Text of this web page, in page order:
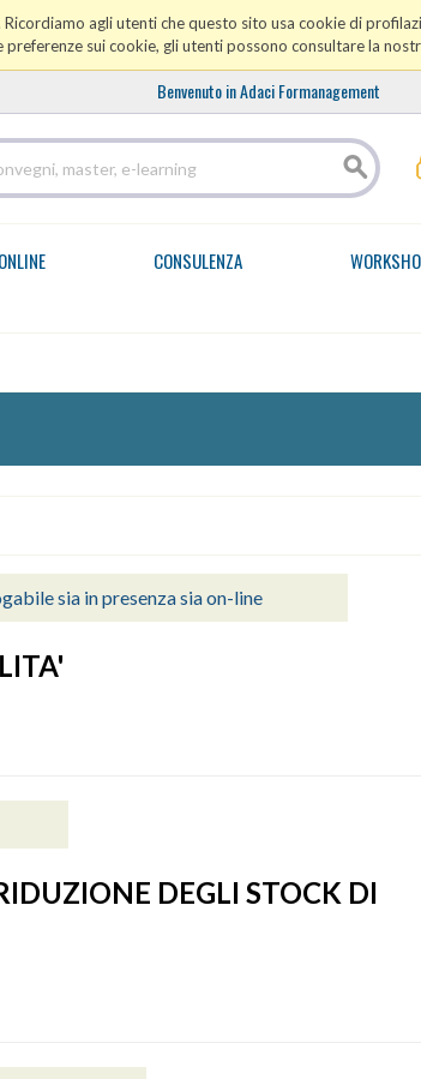
agli utenti che questo sito usa cookie di
sui cookie, gli utenti possono consultare la
Benvenuto in Adaci Formanagement
CONSULENZA
sia in presenza sia on-line
DEGLI STOCK DI